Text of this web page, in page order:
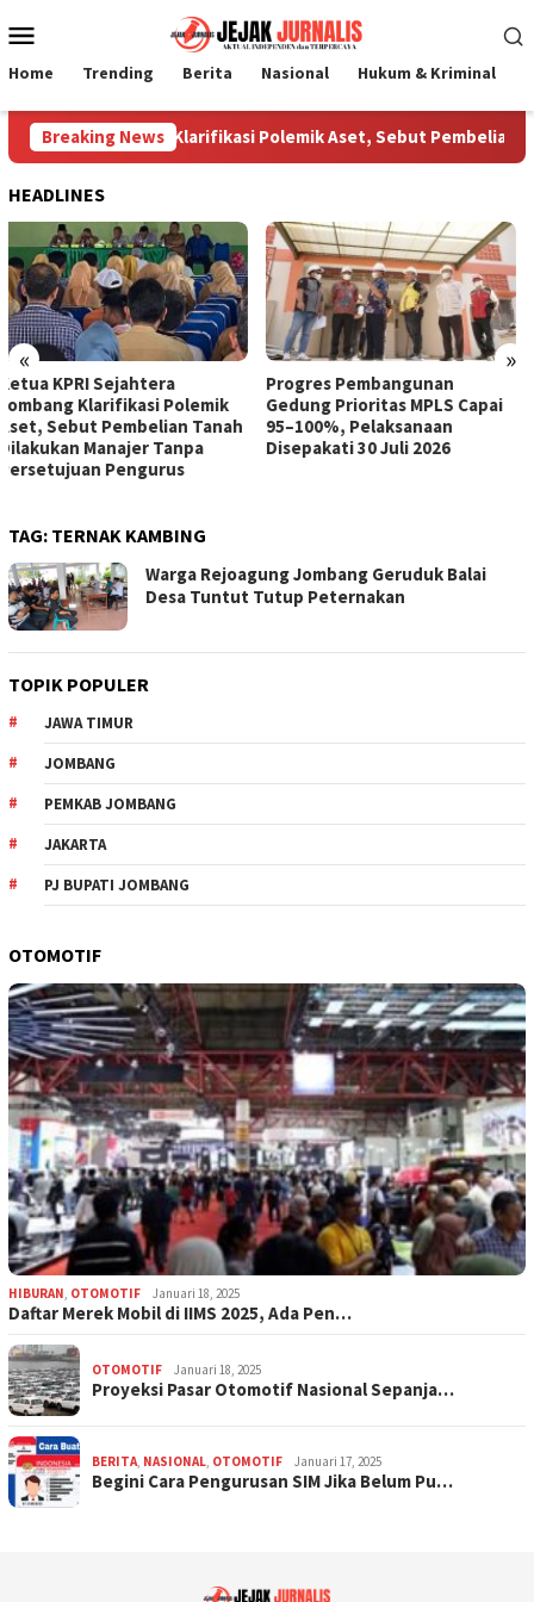
ke
Mobile
Home Trending Berita Nasional Hukum & Kriminal
Breaking News
Jombang Klarifikasi Polemik Aset, Sebut Pembelian
HEADLINES
« »
Progres Pembangunan
Gedung Prioritas MPLS Capai
95–100%, Pelaksanaan
Disepakati 30 Juli 2026
DPPKB PPPA Jombang Cetak
Duta GenRe untuk Cegah
Kenakalan Remaja
TAG: TERNAK KAMBING
Warga Rejoagung Jombang Geruduk Balai
Desa Tuntut Tutup Peternakan
TOPIK POPULER
JAWA TIMUR
JOMBANG
PEMKAB JOMBANG
JAKARTA
PJ BUPATI JOMBANG
OTOMOTIF
HIBURAN, OTOMOTIF Januari 18, 2025
Daftar Merek Mobil di IIMS 2025, Ada Pen…
OTOMOTIF Januari 18, 2025
Proyeksi Pasar Otomotif Nasional Sepanja…
BERITA, NASIONAL, OTOMOTIF Januari 17, 2025
Begini Cara Pengurusan SIM Jika Belum Pu…